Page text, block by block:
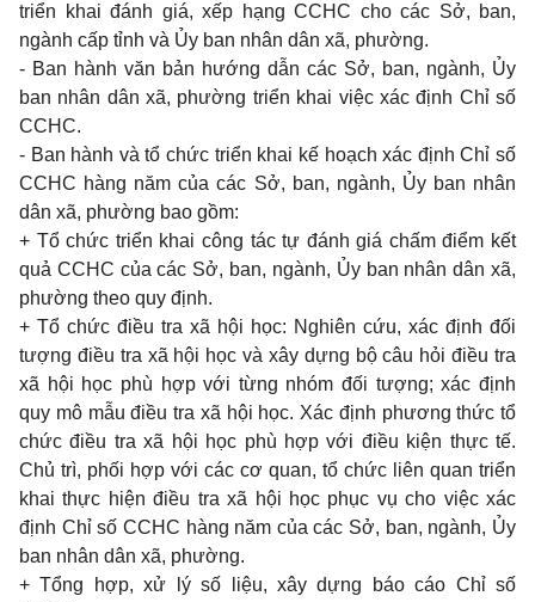
triển khai đánh giá, xếp hạng CCHC cho các Sở, ban,
ngành cấp tỉnh và Ủy ban nhân dân xã, phường.
- Ban hành văn bản hướng dẫn các Sở, ban, ngành, Ủy
ban nhân dân xã, phường triển khai việc xác định Chỉ số
CCHC.
- Ban hành và tổ chức triển khai kế hoạch xác định Chỉ số
CCHC hàng năm của các Sở, ban, ngành, Ủy ban nhân
dân xã, phường bao gồm:
+ Tổ chức triển khai công tác tự đánh giá chấm điểm kết
quả CCHC của các Sở, ban, ngành, Ủy ban nhân dân xã,
phường theo quy định.
+ Tổ chức điều tra xã hội học: Nghiên cứu, xác định đối
tượng điều tra xã hội học và xây dựng bộ câu hỏi điều tra
xã hội học phù hợp với từng nhóm đối tượng; xác định
quy mô mẫu điều tra xã hội học. Xác định phương thức tổ
chức điều tra xã hội học phù hợp với điều kiện thực tế.
Chủ trì, phối hợp với các cơ quan, tổ chức liên quan triển
khai thực hiện điều tra xã hội học phục vụ cho việc xác
định Chỉ số CCHC hàng năm của các Sở, ban, ngành, Ủy
ban nhân dân xã, phường.
+ Tổng hợp, xử lý số liệu, xây dựng báo cáo Chỉ số